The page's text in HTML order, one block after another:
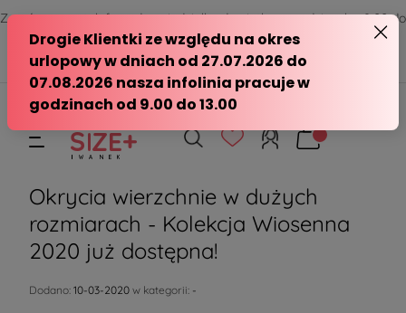
Zamów przez telefon od poniedziałku do piątku w godzinach - 8:00 do
15:00
570 390 351
sklep@modasizeplus.pl
Okrycia wierzchnie w dużych
rozmiarach - Kolekcja Wiosenna
2020 już dostępna!
Dodano: 10-03-2020 w kategorii: -